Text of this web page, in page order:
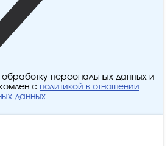
персональных данных и
с политикой в отношении
данных